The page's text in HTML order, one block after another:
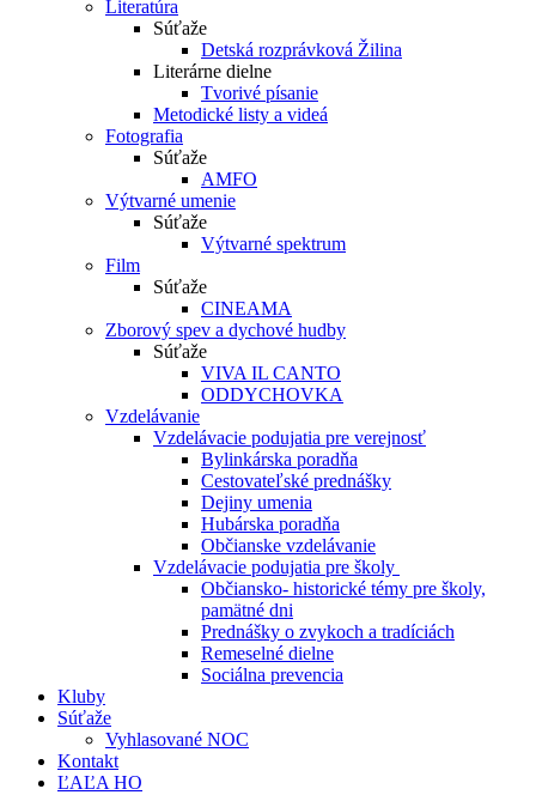
Literatúra
Súťaže
Detská rozprávková Žilina
Literárne dielne
Tvorivé písanie
Metodické listy a videá
Fotografia
Súťaže
AMFO
Výtvarné umenie
Súťaže
Výtvarné spektrum
Film
Súťaže
CINEAMA
Zborový spev a dychové hudby
Súťaže
VIVA IL CANTO
ODDYCHOVKA
Vzdelávanie
Vzdelávacie podujatia pre verejnosť
Bylinkárska poradňa
Cestovateľské prednášky
Dejiny umenia
Hubárska poradňa
Občianske vzdelávanie
Vzdelávacie podujatia pre školy
Občiansko- historické témy pre školy,
pamätné dni
Prednášky o zvykoch a tradíciách
Remeselné dielne
Sociálna prevencia
Kluby
Súťaže
Vyhlasované NOC
Kontakt
ĽAĽA HO